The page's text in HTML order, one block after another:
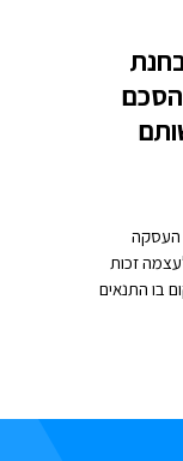
העסקה
זכות
בו התנאים